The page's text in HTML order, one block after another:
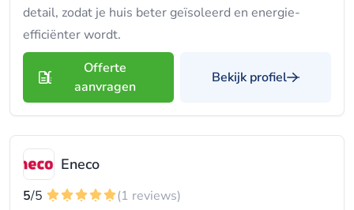
detail, zodat je huis beter geïsoleerd en energie-
efficiënter wordt.
Offerte
aanvragen
Bekijk profiel
Eneco
5/5
(1 reviews)